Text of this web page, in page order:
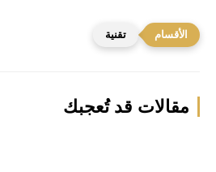
تقنية
مقالات قد تُعجبك